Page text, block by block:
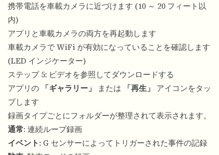
携帯電話を車載カメラに近づけます (10 ～ 20 フィート以
内)
アプリと車載カメラの両方を再起動します
車載カメラで WiFi が有効になっていることを確認します
(LED インジケーター)
ステップ 5: ビデオを参照してダウンロードする
アプリの 「ギャラリー」 または 「再生」
アイコンをタッ
プします
録画タイプごとにフォルダーが整理されて表示されます。
通常: 連続ループ録画
イベント: G センサーによってトリガーされた事件の記録